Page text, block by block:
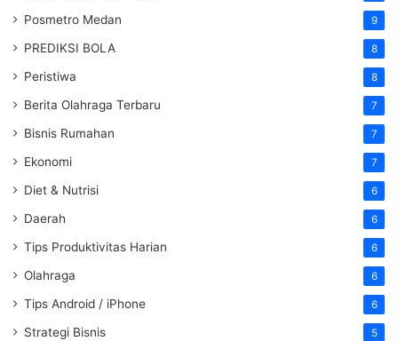
Posmetro Medan 9
PREDIKSI BOLA 8
Peristiwa 8
Berita Olahraga Terbaru 7
Bisnis Rumahan 7
Ekonomi 7
Diet & Nutrisi 6
Daerah 6
Tips Produktivitas Harian 6
Olahraga 6
Tips Android / iPhone 6
Strategi Bisnis 5